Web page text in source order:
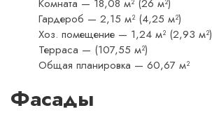
Комната — 18,08 м² (26 м²)
Гардероб — 2,15 м² (4,25 м²)
Хоз. помещение — 1,24 м² (2,93 м²)
Терраса — (107,55 м²)
Общая планировка — 60,67 м²
Фасады